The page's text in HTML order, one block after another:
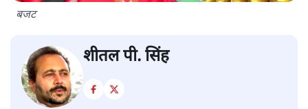
बजट
शीतल पी. सिंह